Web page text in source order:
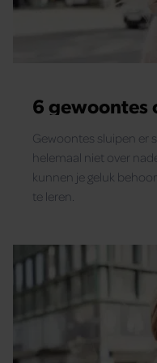
6 gewoontes
Gewoontes sluipen er
helemaal niet over
kunnen je geluk
te leren.